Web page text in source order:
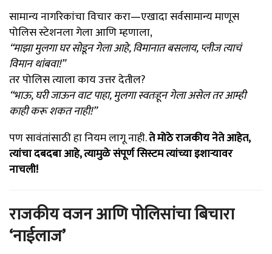
सामान्य नागरिकांचा विचार करा—एखादा सर्वसामान्य माणूस
पोलिस स्टेशनला गेला आणि म्हणाला,
“माझा मुलगा घर सोडून गेला आहे, विमानात बसलाय, प्लीज त्याचं
विमान थांबवा!”
तर पोलिस त्याला काय उत्तर देतील?
“भाऊ, घरी जाऊन वाट पाहा, मुलगा स्वतःहून गेला असेल तर आम्ही
काही करू शकत नाही!”
पण सावंतांसाठी हा नियम लागू नाही.ते मोठे राजकीय नेते आहेत,
त्यांचा दबदबा आहे, त्यामुळे संपूर्ण सिस्टम त्यांच्या इशाऱ्यावर
नाचली!
राजकीय वजन आणि पोलिसांचा बिचारा
‘नाईलाज’